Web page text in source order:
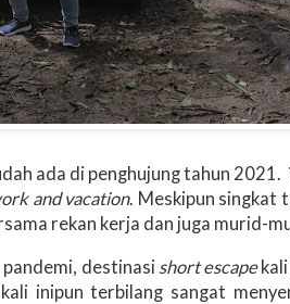
ada di penghujung tahun 2021.
and vacation. Meskipun singkat
rekan kerja dan juga murid-
destinasi short escapekali
inipun terbilang sangat